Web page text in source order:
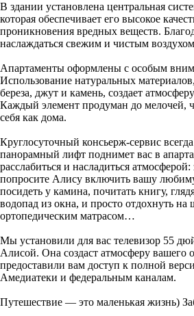
В здании установлена центральная
которая обеспечивает его высокое
проникновения вредных веществ.
наслаждаться свежим и чистым
Апартаменты оформлены с особым
Использование натуральных
береза, джут и камень, создает
Каждый элемент продуман до мелочей,
себя как дома.
Круглосуточный консьерж-сервис
панорамный лифт поднимет вас в
расслабиться и насладиться
попросите Алису включить вашу
посидеть у камина, почитать книгу,
водопад из окна, и просто отдохнуть на
ортопедическим матрасом…
Мы установили для вас телевизор 55
Алисой. Она создаст атмосферу
предоставили вам доступ к полной
Амедиатеки и федеральным каналам.
Путешествие — это маленькая жизнь)